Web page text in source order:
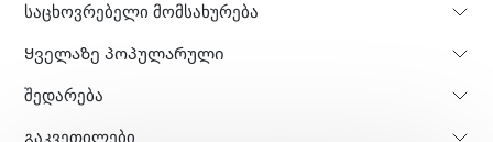
საცხოვრებელი მომსახურება
Ყველაზე პოპულარული
Შედარება
გაკვეთილები